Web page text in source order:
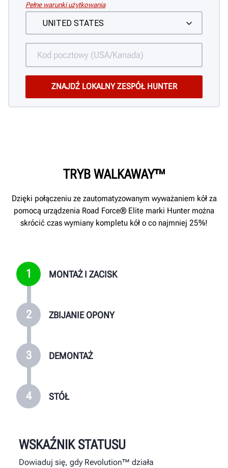
Pełne warunki użytkowania
TRYB WALKAWAY™
Dzięki połączeniu ze zautomatyzowanym wyważaniem kół za
pomocą urządzenia Road Force® Elite marki Hunter można
skrócić czas wymiany kompletu kół o co najmniej 25%!
1 MONTAŻ I ZACISK
2 ZBIJANIE OPONY
3 DEMONTAŻ
4 STÓŁ
WSKAŹNIK STATUSU
Dowiaduj się, gdy Revolution™ działa